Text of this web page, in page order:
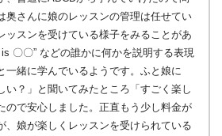
奥さんに娘のレッスンの管理は任せてい
ッスンを受けている様子をみることがあ
〇〇” などの誰かに何かを説明する表現
一緒に学んでいるようです。ふと娘に
い？」と聞いてみたところ「すごく楽し
ので安心しました。正直もう少し料金が
、娘が楽しくレッスンを受けられている